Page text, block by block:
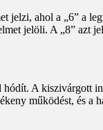
jelzi, ahol a „6” a
jelöli. A „8” azt
hódít. A kiszivárgott
működést, és